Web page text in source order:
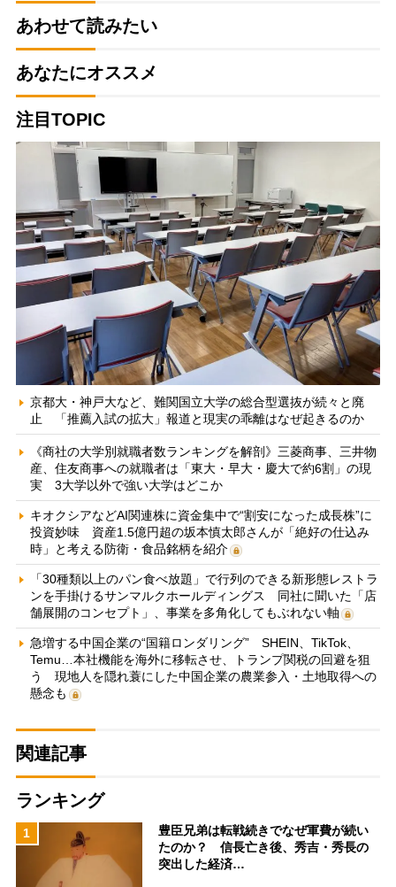
あわせて読みたい
あなたにオススメ
注目TOPIC
京都大・神戸大など、難関国立大学の総合型選抜が続々と廃
止 「推薦入試の拡大」報道と現実の乖離はなぜ起きるのか
《商社の大学別就職者数ランキングを解剖》三菱商事、三井物
産、住友商事への就職者は「東大・早大・慶大で約6割」の現
実 3大学以外で強い大学はどこか
キオクシアなどAI関連株に資金集中で“割安になった成長株”に
投資妙味 資産1.5億円超の坂本慎太郎さんが「絶好の仕込み
時」と考える防衛・食品銘柄を紹介
「30種類以上のパン食べ放題」で行列のできる新形態レストラ
ンを手掛けるサンマルクホールディングス 同社に聞いた「店
舗展開のコンセプト」、事業を多角化してもぶれない軸
急増する中国企業の“国籍ロンダリング” SHEIN、TikTok、
Temu…本社機能を海外に移転させ、トランプ関税の回避を狙
う 現地人を隠れ蓑にした中国企業の農業参入・土地取得への
懸念も
関連記事
ランキング
1
豊臣兄弟は転戦続きでなぜ軍費が続い
たのか？ 信長亡き後、秀吉・秀長の
突出した経済…